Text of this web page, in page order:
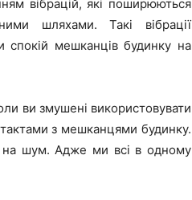
вібрацій, які поширюються
шляхами. Такі вібрації
спокій мешканців будинку на
ви змушені використовувати
з мешканцями будинку.
на шум. Адже ми всі в одному